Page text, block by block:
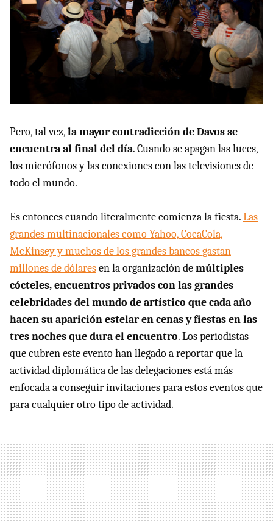
Pero, tal vez,la mayor contradicción de Davos se
encuentra al final del día. Cuando se apagan las luces,
los micrófonos y las conexiones con las televisiones de
todo el mundo.
Es entonces cuando literalmente comienza la fiesta.Las
grandes multinacionales como Yahoo, CocaCola,
McKinsey y muchos de los grandes bancos gastan
millones de dólaresen la organización demúltiples
cócteles, encuentros privados con las grandes
celebridades del mundo de artístico que cada año
hacen su aparición estelar en cenas y fiestas en las
tres noches que dura el encuentro. Los periodistas
que cubren este evento han llegado a reportar que la
actividad diplomática de las delegaciones está más
enfocada a conseguir invitaciones para estos eventos que
para cualquier otro tipo de actividad.